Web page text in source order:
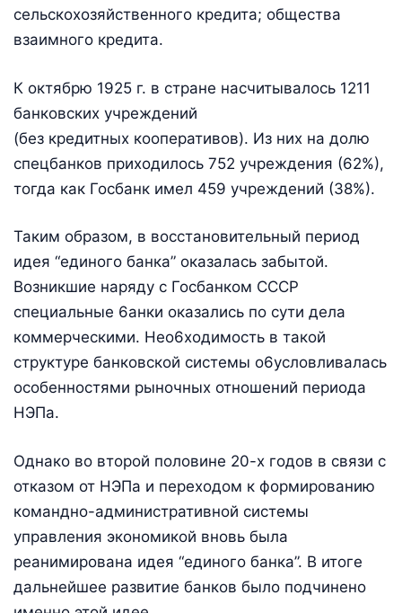
сельскохозяйственного кредита; общества
взаимного кредита.
К октябрю 1925 г. в стране насчитывалось 1211
банковских учреждений
(без кредитных кооперативов). Из них на долю
спецбанков приходилось 752 учреждения (62%),
тогда как Госбанк имел 459 учреждений (38%).
Таким образом, в восстановительный период
идея “единого банка” оказалась забытой.
Возникшие наряду с Госбанком СССР
специальные 6анки оказались по сути дела
коммерческими. Нео6ходимость в такой
структуре банковской системы о6условливалась
особенностями рыночных отношений периода
НЭПа.
Однако во второй половине 20-х годов в связи с
отказом от НЭПа и переходом к формированию
командно-административной системы
управления экономикой вновь была
реанимирована идея “единого банка”. В итоге
дальнейшее развитие банков было подчинено